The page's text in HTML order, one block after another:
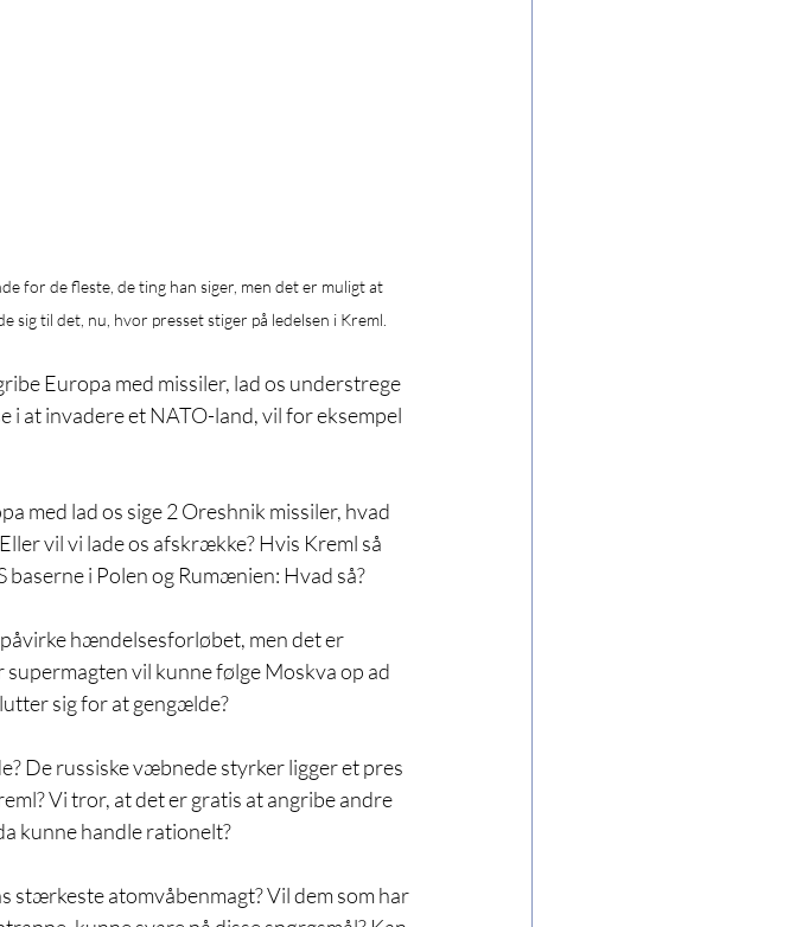
for de fleste, de ting han siger, men det er muligt at
til det, nu, hvor presset stiger på ledelsen i Kreml.
Europa med missiler, lad os understrege
i at invadere et NATO-land, vil for eksempel
med lad os sige 2 Oreshnik missiler, hvad
vil vi lade os afskrække? Hvis Kreml så
baserne i Polen og Rumænien: Hvad så?
hændelsesforløbet, men det er
vil kunne følge Moskva op ad
sig for at gengælde?
De russiske væbnede styrker ligger et pres
Vi tror, at det er gratis at angribe andre
kunne handle rationelt?
stærkeste atomvåbenmagt? Vil dem som har